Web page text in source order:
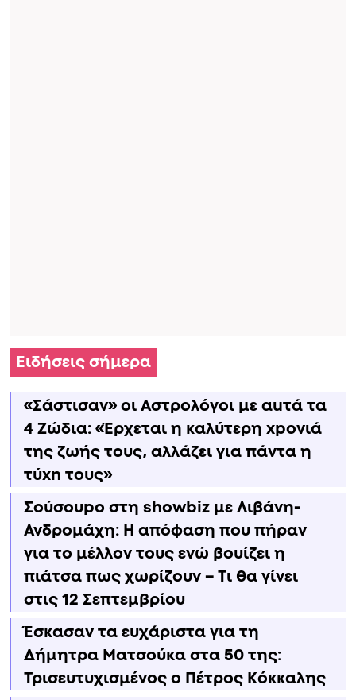
Ειδήσεις σήμερα
«Σάστισαν» οι Αστρολόγοι με αuτά τα
4 Zώδια: «Έρχεται η καλύτερη xpoνιά
της ζωής τους, αλλάζει για πάντα η
τύxn τους»
Σούσουpo στη showbiz με Λιβάνη-
Ανδρομάχη: Η απόφαση που πήραν
για το μέλλον τους ενώ βουίζει η
πιάτσα πως χωρίζουν – Τι θα γίνει
στις 12 Σεπτεμβρίου
Έσκασαν τα ευχάριστα για τη
Δήμητρα Ματσούκα στα 50 της:
Τρισευτυχισμένος ο Πέτρος Κόκκαλης